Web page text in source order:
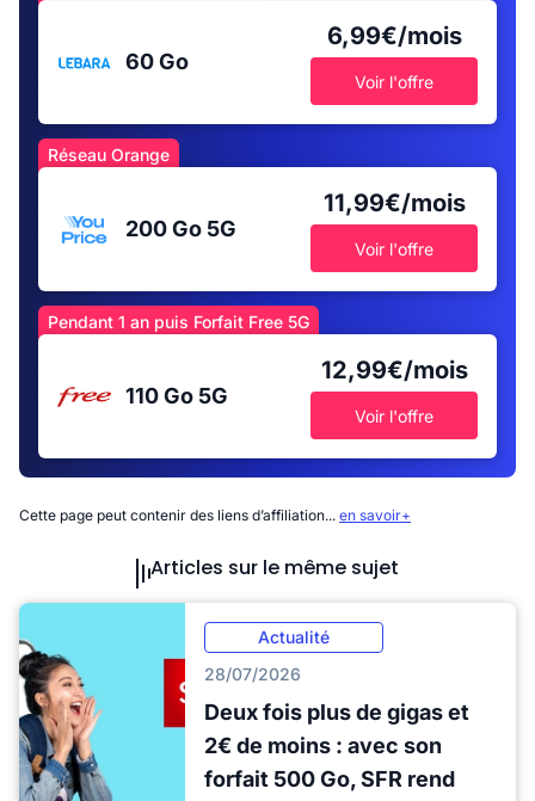
60 Go
6,99€/mois
Voir l'offre
Réseau Orange
200 Go 5G
11,99€/mois
Voir l'offre
Pendant 1 an puis Forfait Free 5G
110 Go 5G
12,99€/mois
Voir l'offre
Cette page peut contenir des liens d’affiliation... en savoir+
Articles sur le même sujet
Actualité
28/07/2026
Deux fois plus de gigas et
2€ de moins : avec son
forfait 500 Go, SFR rend